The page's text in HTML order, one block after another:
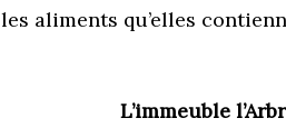
les aliments qu’elles
L’immeuble